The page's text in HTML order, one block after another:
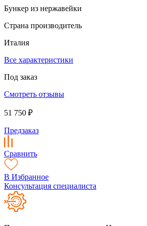
Бункер из нержавейки
Страна производитель
Италия
Все характеристики
Под заказ
Смотреть отзывы
51 750 ₽
Предзаказ
Сравнить
В Избранное
Консультация специалиста